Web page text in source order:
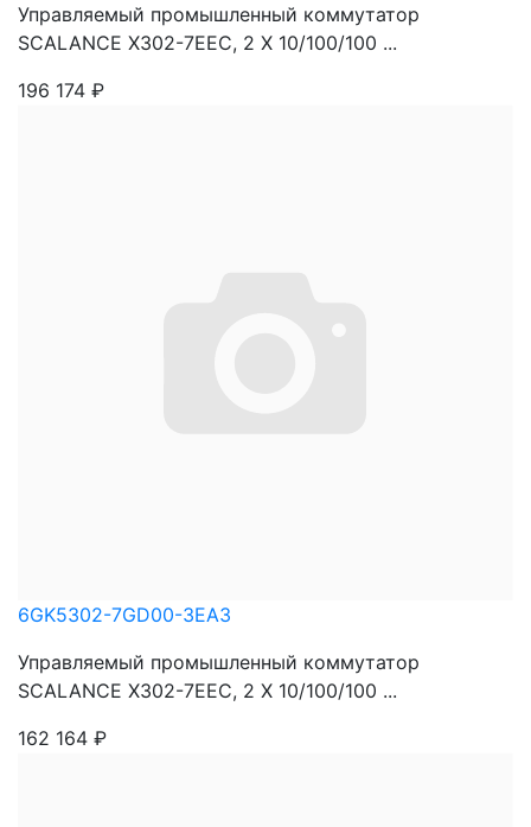
Управляемый промышленный коммутатор
SCALANCE X302-7EEC, 2 X 10/100/100 ...
196 174 ₽
6GK5302-7GD00-3EA3
Управляемый промышленный коммутатор
SCALANCE X302-7EEC, 2 X 10/100/100 ...
162 164 ₽